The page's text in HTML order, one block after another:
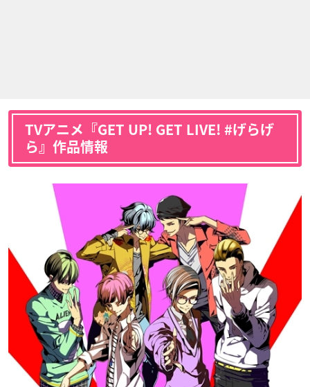
TVアニメ『GET UP! GET LIVE! #げらげ
ら』作品情報